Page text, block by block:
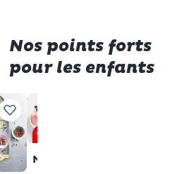
Nos points forts
pour les enfants
préférées
Ajouter à vos recettes préférées
Muffins